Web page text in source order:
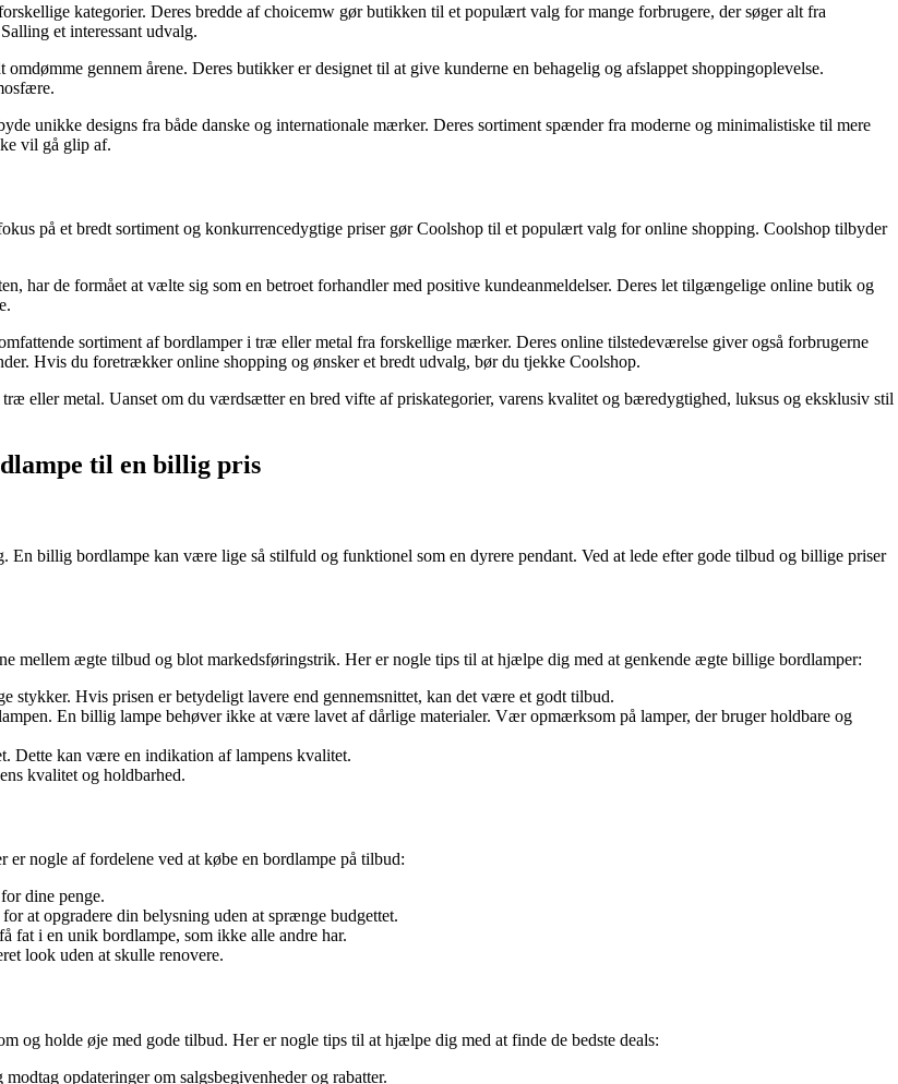
kategorier. Deres bredde af choicemw gør butikken til et populært valg for mange forbrugere, der søger alt fra
et interessant udvalg.
gennem årene. Deres butikker er designet til at give kunderne en behagelig og afslappet shoppingoplevelse.
unikke designs fra både danske og internationale mærker. Deres sortiment spænder fra moderne og minimalistiske til mere
vil gå glip af.
på et bredt sortiment og konkurrencedygtige priser gør Coolshop til et populært valg for online shopping. Coolshop tilbyder
har de formået at vælte sig som en betroet forhandler med positive kundeanmeldelser. Deres let tilgængelige online butik og
sortiment af bordlamper i træ eller metal fra forskellige mærker. Deres online tilstedeværelse giver også forbrugerne
Hvis du foretrækker online shopping og ønsker et bredt udvalg, bør du tjekke Coolshop.
eller metal. Uanset om du værdsætter en bred vifte af priskategorier, varens kvalitet og bæredygtighed, luksus og eksklusiv stil
til en billig pris
billig bordlampe kan være lige så stilfuld og funktionel som en dyrere pendant. Ved at lede efter gode tilbud og billige priser
mellem ægte tilbud og blot markedsføringstrik. Her er nogle tips til at hjælpe dig med at genkende ægte billige bordlamper:
stykker. Hvis prisen er betydeligt lavere end gennemsnittet, kan det være et godt tilbud.
En billig lampe behøver ikke at være lavet af dårlige materialer. Vær opmærksom på lamper, der bruger holdbare og
Dette kan være en indikation af lampens kvalitet.
kvalitet og holdbarhed.
nogle af fordelene ved at købe en bordlampe på tilbud:
dine penge.
at opgradere din belysning uden at sprænge budgettet.
fat i en unik bordlampe, som ikke alle andre har.
look uden at skulle renovere.
og holde øje med gode tilbud. Her er nogle tips til at hjælpe dig med at finde de bedste deals:
opdateringer om salgsbegivenheder og rabatter.